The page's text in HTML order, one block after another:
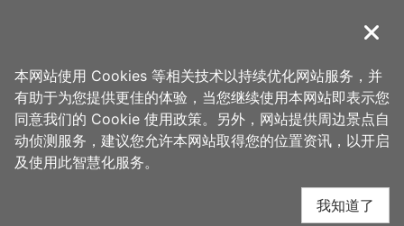
導覽
首页 > 想去的地方 > 住宿 > 比佛利商务汽车旅馆(3星)
比佛利商务汽车旅馆(3
星) 周边店家
关闭
本网站使用 Cookies 等相关技术以持续优化网站服务，并
有助于为您提供更佳的体验，当您继续使用本网站即表示您
同意我们的 Cookie 使用政策。另外，网站提供周边景点自
动侦测服务，建议您允许本网站取得您的位置资讯，以开启
及使用此智慧化服务。
我知道了